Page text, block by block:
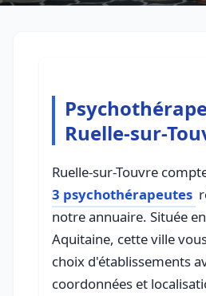
Ruelle-sur-
Ruelle-sur-Touvre
3 psychothérapeutes
notre annuaire. Située
Aquitaine, cette ville
choix d'établissements
coordonnées et